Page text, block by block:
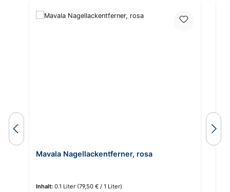
Mavala Nagellackentferner, rosa
Inhalt: 0.1 Liter (79,50 € / 1 Liter)